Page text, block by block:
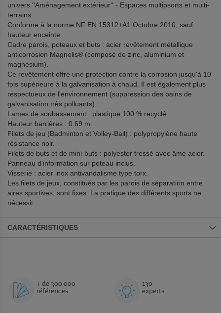
univers ''Aménagement extérieur'' - Espaces multipsorts et multi-
terrains.
Conforme à la norme NF EN 15312+A1 Octobre 2010, sauf
hauteur enceinte.
Cadre parois, poteaux et buts : acier revêtement métallique
anticorrosion Magnelis® (composé de zinc, aluminium et
magnésium).
Ce revêtement offre une protection contre la corrosion jusqu'à 10
fois supérieure à la galvanisation à chaud. Il est également plus
respectueux de l'environnement (suppression des bains de
galvanisation très polluants).
Lames de soubassement : plastique 100 % recyclé.
Hauteur barrières : 0.69 m.
Filets de jeu (Badminton et Volley-Ball) : polypropylène haute
résistance noir.
Filets de buts et de mini-buts : polyester tressé avec âme acier.
Panneau d’information sur poteau inclus.
Visserie : acier inox antivandalisme type torx.
Les filets de jeux, constitués par les parois de séparation entre
aires sportives, sont fixes. La pratique des différents sports ne
nécessit
CARACTÉRISTIQUES
+ de 300 000
références
130
experts